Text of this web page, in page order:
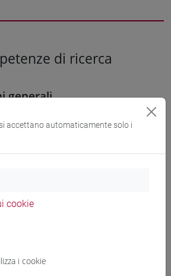
di ricerca
generali
Disciplinare (SSD) di
Disciplinare (SSD) affine
l'esperienza di ricerca
accettano automaticamente solo i
cookie
i cookie